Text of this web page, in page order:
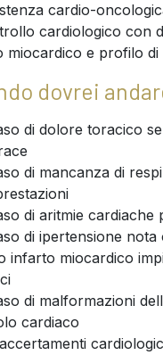
cardio-
cardiologico con
miocardico e profilo
dovrei
di dolore toracico
di mancanza di
di aritmie cardiache
di ipertensione
infarto miocardico
di malformazioni
cardiaco